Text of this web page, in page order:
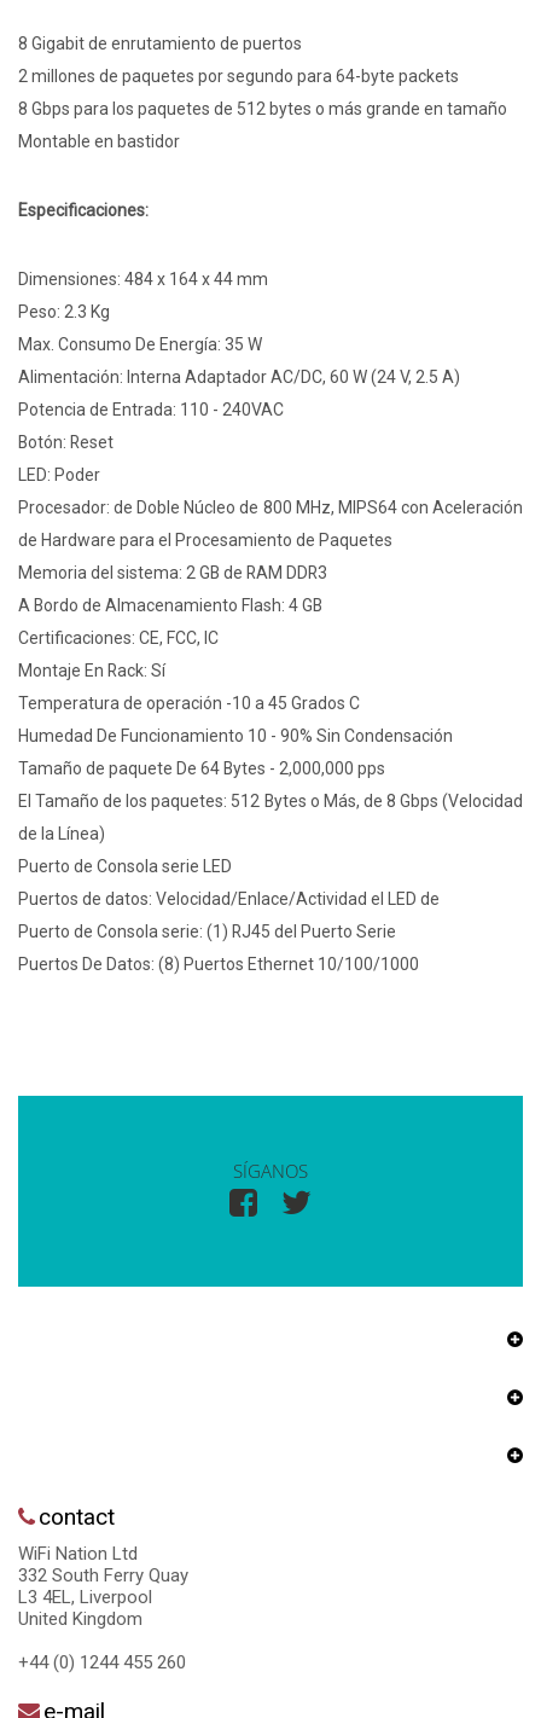
8 Gigabit de enrutamiento de puertos
2 millones de paquetes por segundo para 64-byte packets
8 Gbps para los paquetes de 512 bytes o más grande en tamaño
Montable en bastidor
Especificaciones:
Dimensiones: 484 x 164 x 44 mm
Peso: 2.3 Kg
Max. Consumo De Energía: 35 W
Alimentación: Interna Adaptador AC/DC, 60 W (24 V, 2.5 A)
Potencia de Entrada: 110 - 240VAC
Botón: Reset
LED: Poder
Procesador: de Doble Núcleo de 800 MHz, MIPS64 con Aceleración
de Hardware para el Procesamiento de Paquetes
Memoria del sistema: 2 GB de RAM DDR3
A Bordo de Almacenamiento Flash: 4 GB
Certificaciones: CE, FCC, IC
Montaje En Rack: Sí
Temperatura de operación -10 a 45 Grados C
Humedad De Funcionamiento 10 - 90% Sin Condensación
Tamaño de paquete De 64 Bytes - 2,000,000 pps
El Tamaño de los paquetes: 512 Bytes o Más, de 8 Gbps (Velocidad
de la Línea)
Puerto de Consola serie LED
Puertos de datos: Velocidad/Enlace/Actividad el LED de
Puerto de Consola serie: (1) RJ45 del Puerto Serie
Puertos De Datos: (8) Puertos Ethernet 10/100/1000
SÍGANOS
contact
WiFi Nation Ltd
332 South Ferry Quay
L3 4EL, Liverpool
United Kingdom
+44 (0) 1244 455 260
e-mail